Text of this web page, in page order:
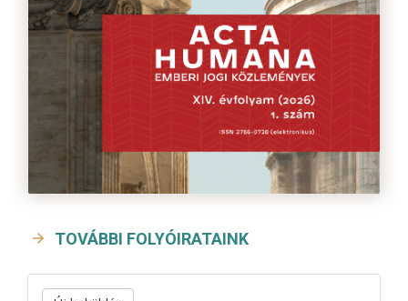
TOVÁBBI FOLYÓIRATAINK